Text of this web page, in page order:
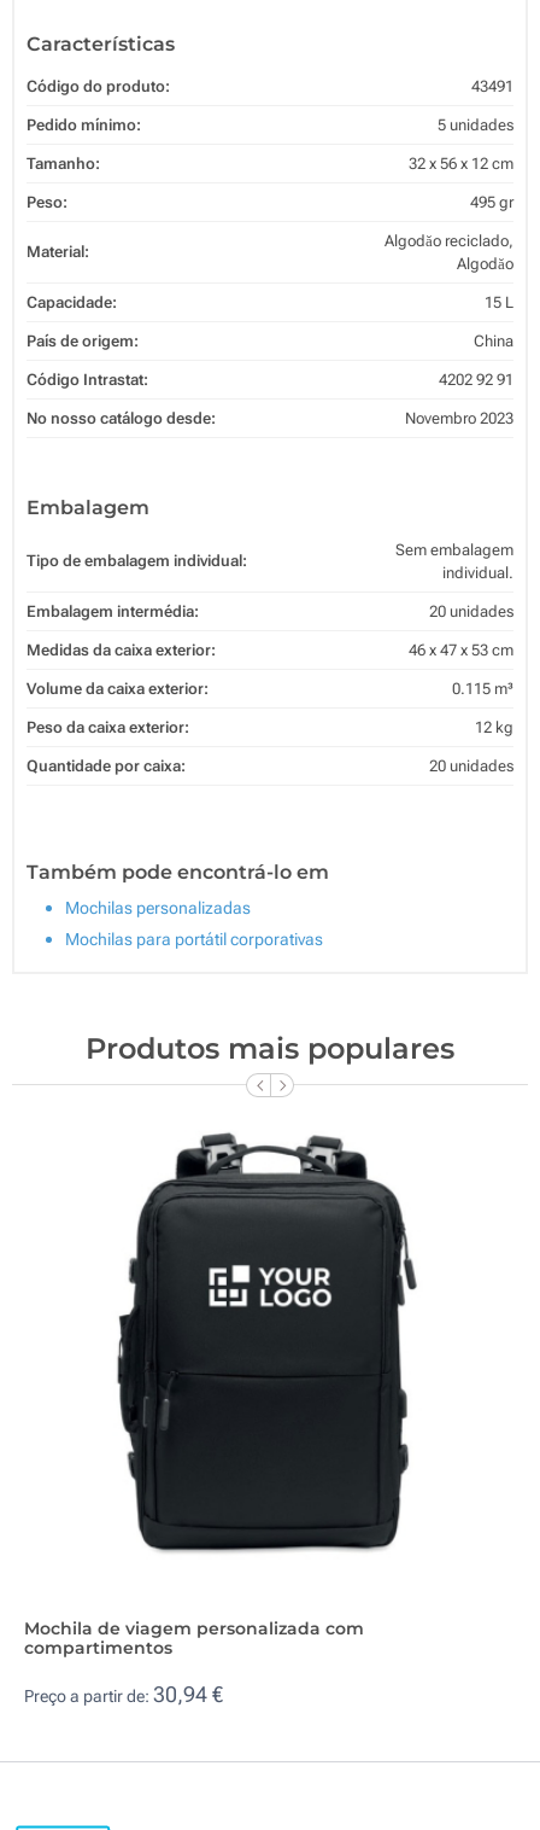
Características
Código do produto: 43491
Pedido mínimo: 5 unidades
Tamanho: 32 x 56 x 12 cm
Peso: 495 gr
Material:
Algodăo reciclado,
Algodăo
Capacidade: 15 L
País de origem: China
Código Intrastat: 4202 92 91
No nosso catálogo desde: Novembro 2023
Embalagem
Tipo de embalagem individual:
Sem embalagem
individual.
Embalagem intermédia: 20 unidades
Medidas da caixa exterior: 46 x 47 x 53 cm
Volume da caixa exterior: 0.115 m³
Peso da caixa exterior: 12 kg
Quantidade por caixa: 20 unidades
Também pode encontrá-lo em
Mochilas personalizadas
Mochilas para portátil corporativas
Produtos mais populares
Mochila de viagem personalizada com
compartimentos
Preço a partir de: 30,94 €